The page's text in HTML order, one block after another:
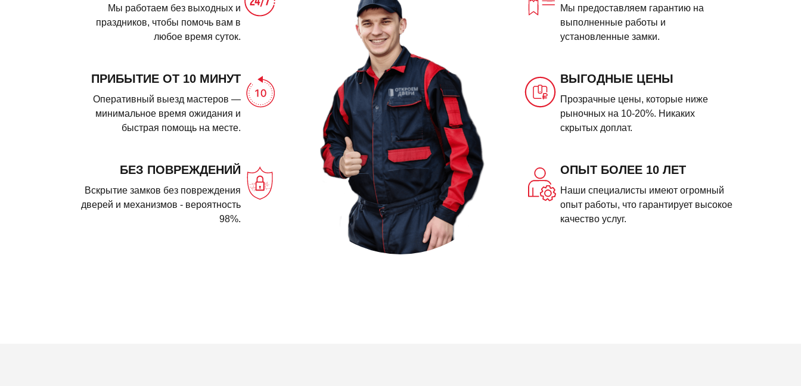
Мы работаем без выходных и
праздников, чтобы помочь вам в
любое время суток.
ПРИБЫТИЕ ОТ 10 МИНУТ
Оперативный выезд мастеров —
минимальное время ожидания и
быстрая помощь на месте.
БЕЗ ПОВРЕЖДЕНИЙ
Вскрытие замков без повреждения
дверей и механизмов - вероятность
98%.
Мы предоставляем гарантию на
выполненные работы и
установленные замки.
ВЫГОДНЫЕ ЦЕНЫ
Прозрачные цены, которые ниже
рыночных на 10-20%. Никаких
скрытых доплат.
ОПЫТ БОЛЕЕ 10 ЛЕТ
Наши специалисты имеют огромный
опыт работы, что гарантирует высокое
качество услуг.